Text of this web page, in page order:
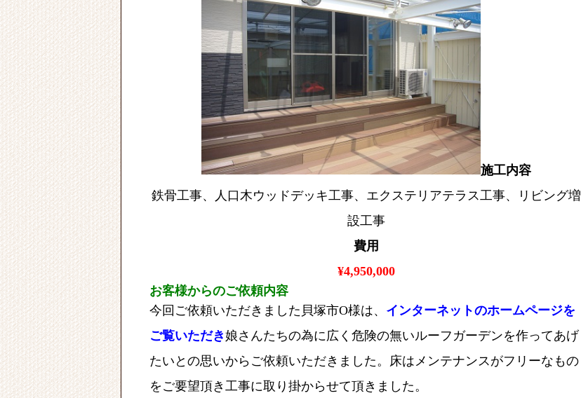
施工内容
鉄骨工事、人口木ウッドデッキ工事、エクステリアテラス工事、リビング増
設工事
費用
¥4,950,000
お客様からのご依頼内容
今回ご依頼いただきました貝塚市O様は、 インターネットのホームページを
ご覧いただき娘さんたちの為に広く危険の無いルーフガーデンを作ってあげ
たいとの思いからご依頼いただきました。床はメンテナンスがフリーなもの
をご要望頂き工事に取り掛からせて頂きました。